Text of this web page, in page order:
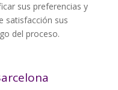
sus preferencias y
satisfacción sus
del proceso.